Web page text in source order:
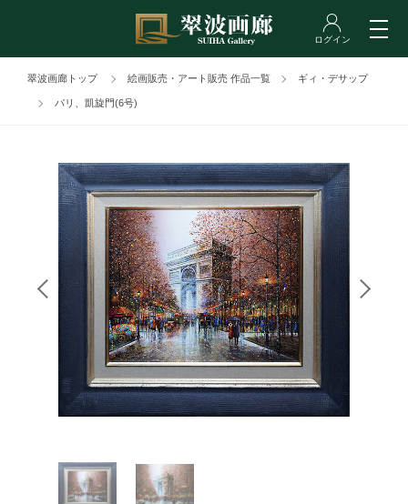
翠波画廊トップ 絵画販売・アート販売 作品一覧 ギィ・デサップ
パリ、凱旋門(6号)